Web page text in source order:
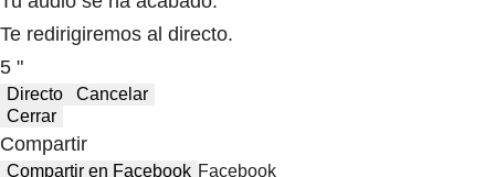
Te redirigiremos al directo.
5 "
Directo
Cancelar
Cerrar
Compartir
Compartir en Facebook Facebook